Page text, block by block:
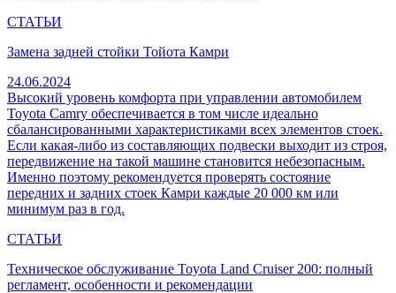
СТАТЬИ
Замена задней стойки Тойота Камри
24.06.2024
Высокий уровень комфорта при управлении автомобилем
Toyota Camry обеспечивается в том числе идеально
сбалансированными характеристиками всех элементов стоек.
Если какая-либо из составляющих подвески выходит из строя,
передвижение на такой машине становится небезопасным.
Именно поэтому рекомендуется проверять состояние
передних и задних стоек Камри каждые 20 000 км или
минимум раз в год.
СТАТЬИ
Техническое обслуживание Toyota Land Cruiser 200: полный
регламент, особенности и рекомендации